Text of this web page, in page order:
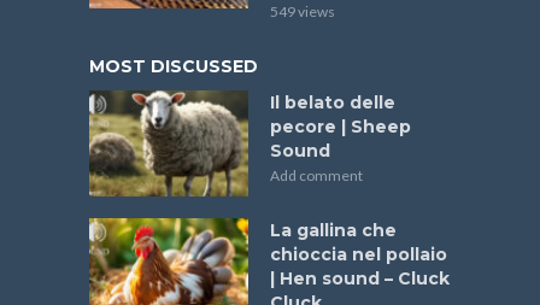
549 views
MOST DISCUSSED
Il belato delle
pecore | Sheep
Sound
Add comment
La gallina che
chioccia nel pollaio
| Hen sound – Cluck